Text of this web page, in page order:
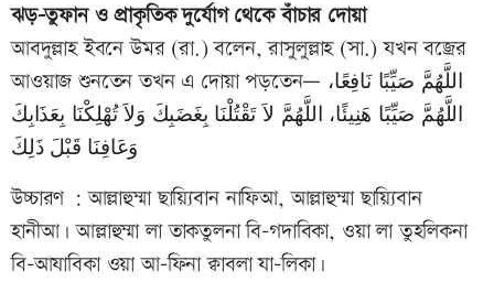
ঝড়-তুফান ও প্রাকৃতিক দুর্যোগ থেকে বাঁচার দোয়া
আবদুল্লাহ ইবনে উমর (রা.) বলেন, রাসুলুল্লাহ (সা.) যখন বজ্রের
আওয়াজ শুনতেন তখন এ দোয়া পড়তেন— اللَّهُمَّ صَيِّبًا نَافِعًا،
اللَّهُمَّ صَيِّبًا هَنِيئًا، اللَّهُمَّ لاَ تَقْتُلْنَا بِغَضَبِكَ وَلاَ تُهْلِكْنَا بِعَذَابِكَ
وَعَافِنَا قَبْلَ ذَلِكَ
উচ্চারণ : আল্লাহুম্মা ছায়্যিবান নাফিআ, আল্লাহুম্মা ছায়্যিবান
হানীআ। আল্লাহুম্মা লা তাকতুলনা বি-গদাবিকা, ওয়া লা তুহলিকনা
বি-আযাবিকা ওয়া আ-ফিনা ক্বাবলা যা-লিকা।